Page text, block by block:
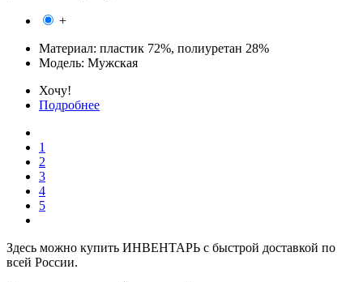
+
Материал: пластик 72%, полиуретан 28%
Модель: Мужская
Хочу!
Подробнее
1
2
3
4
5
Здесь можно купить ИНВЕНТАРЬ с быстрой доставкой по
всей России.